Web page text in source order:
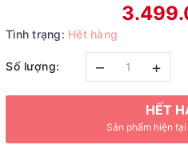
Tình trạng: Hết hàng
Số lượng: – +
HẾT
Sản phẩm hiện